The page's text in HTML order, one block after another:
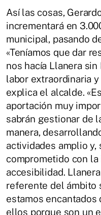
Así las cosas,
incrementará en
municipal, pasando
«Teníamos que dar
nos hacía Llanera sin
labor extraordinaria y
explica el alcalde.
aportación muy
sabrán gestionar de
manera,
actividades amplio y,
comprometido con
accesibilidad.
referente del ámbito
estamos encantados
ellos porque son un